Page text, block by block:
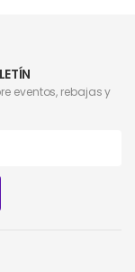
eventos, rebajas y